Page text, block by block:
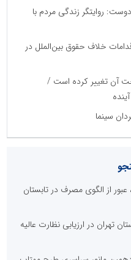
روایتگر زندگی مردم با
خلاف حقوق بین‌الملل در
آن تغییر کرده است /
سینما
از الگوی مصرف در تابستان
در ارزیابی نظارت عالیه